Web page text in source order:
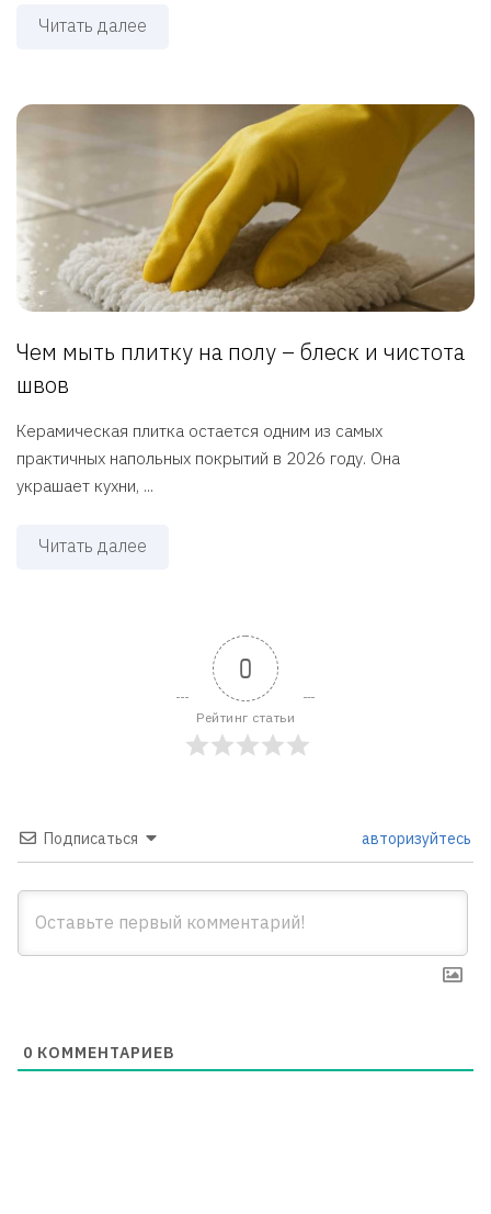
Читать далее
Чем мыть плитку на полу – блеск и чистота
швов
Керамическая плитка остается одним из самых
практичных напольных покрытий в 2026 году. Она
украшает кухни, ...
Читать далее
0
Рейтинг статьи
Подписаться авторизуйтесь
0 КОММЕНТАРИЕВ